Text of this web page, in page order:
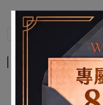
商品介紹